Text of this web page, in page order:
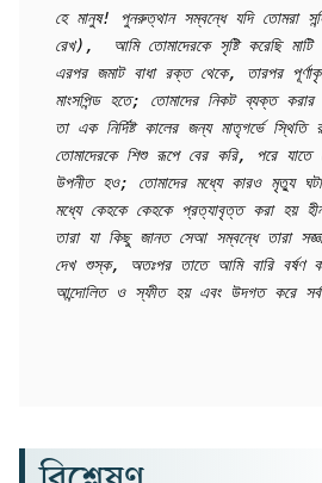
হে মানুষ! পুনরুত্থান সম্বন্ধে যদি তোমরা
রেখ),  আমি তোমাদেরকে সৃষ্টি করেছি
এরপর জমাট বাধা রক্ত থেকে, তারপর
মাংসপিন্ড হতে; তোমাদের নিকট ব্যক্ত
তা এক নির্দিষ্ট কালের জন্য মাতৃগর্ভে
তোমাদেরকে শিশু রূপে বের করি, পরে যাতে
উপনীত হও; তোমাদের মধ্যে কারও মৃত্যু
মধ্যে কেহকে কেহকে প্রত্যাবৃত্ত করা হয়
তারা যা কিছু জানত সেআ সম্বন্ধে তারা
দেখ শুস্ক, অতঃপর তাতে আমি বারি বর্ষণ
আন্দোলিত ও স্ফীত হয় এবং উদগত করে